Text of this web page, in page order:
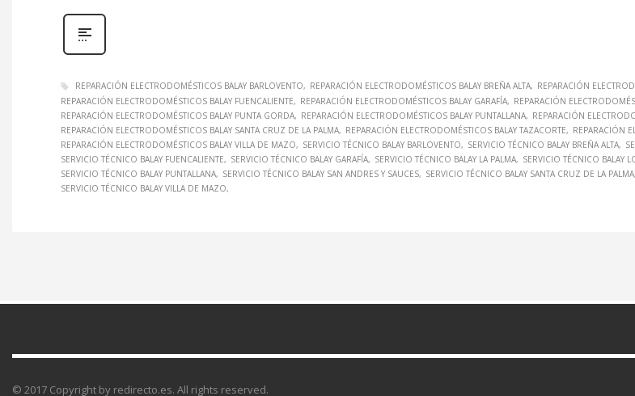
REPARACIÓN ELECTRODOMÉSTICOS BALAY BARLOVENTO REPARACIÓN ELECTRODOMÉSTICOS BALAY BREÑA ALTA REPARACIÓN
REPARACIÓN ELECTRODOMÉSTICOS BALAY FUENCALIENTE
REPARACIÓN ELECTRODOMÉSTICOS BALAY GARAFÍA REPARACIÓN
REPARACIÓN ELECTRODOMÉSTICOS BALAY PUNTA GORDA
REPARACIÓN ELECTRODOMÉSTICOS BALAY PUNTALLANA
REPARACIÓN
REPARACIÓN ELECTRODOMÉSTICOS BALAY SANTA CRUZ DE LA PALMA
REPARACIÓN ELECTRODOMÉSTICOS BALAY TAZACORTE
REPARACIÓN
REPARACIÓN ELECTRODOMÉSTICOS BALAY VILLA DE MAZO
SERVICIO TÉCNICO BALAY BARLOVENTO SERVICIO TÉCNICO BALAY BREÑA ALTA
SERVICIO TÉCNICO BALAY FUENCALIENTE
SERVICIO TÉCNICO BALAY GARAFÍA SERVICIO TÉCNICO BALAY LA PALMA SERVICIO TÉCNICO BALAY
SERVICIO TÉCNICO BALAY PUNTALLANA
SERVICIO TÉCNICO BALAY SAN ANDRES Y SAUCES SERVICIO TÉCNICO BALAY SANTA CRUZ DE LA PALMA
SERVICIO TÉCNICO BALAY VILLA DE MAZO
© 2017 Copyright by redirecto.es. All rights reserved.